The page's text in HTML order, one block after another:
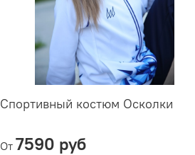
Спортивный костюм Осколки
От 7590 руб